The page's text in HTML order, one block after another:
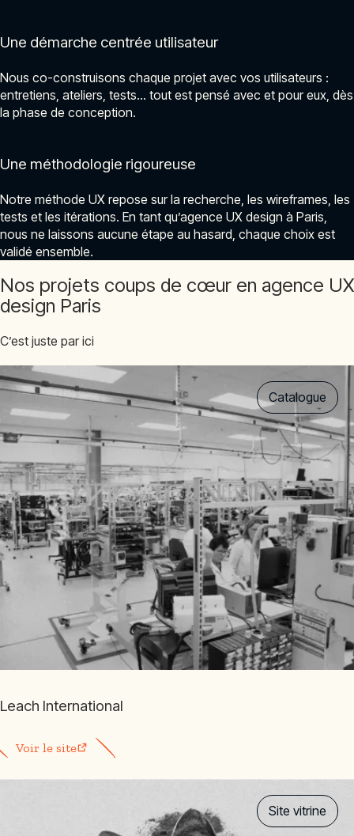
Une démarche centrée utilisateur
Nous co-construisons chaque projet avec vos utilisateurs :
entretiens, ateliers, tests… tout est pensé avec et pour eux, dès
la phase de conception.
Une méthodologie rigoureuse
Notre méthode UX repose sur la recherche, les wireframes, les
tests et les itérations. En tant qu’agence UX design à Paris,
nous ne laissons aucune étape au hasard, chaque choix est
validé ensemble.
Nos projets coups de cœur en agence UX
design Paris
C’est juste par ici
Catalogue
Leach International
Voir le site
Site vitrine